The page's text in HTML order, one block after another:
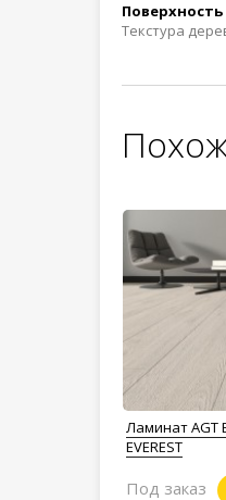
Текстура
Ламинат AGT
EVEREST
Под заказ